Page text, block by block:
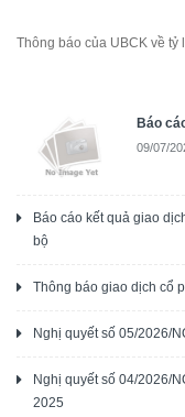
Thông báo của UBCK về
Báo
09/07/
Báo cáo kết quả giao
bộ
Thông báo giao dịch cổ
Nghị quyết số 05/2026/
Nghị quyết số 04/2026/
2025